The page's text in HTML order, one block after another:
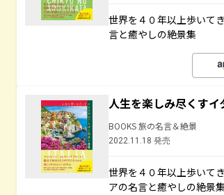
世界を４０年以上歩いて
言と癒やしの絶景集
人生を楽しみ尽くす
BOOKS 旅の名言＆絶景
2022.11.18 発売
世界を４０年以上歩いて
アの名言と癒やしの絶景集